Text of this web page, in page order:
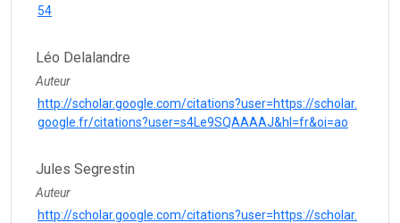
54
Léo Delalandre
Auteur
http://scholar.google.com/citations?user=https://scholar.
google.fr/citations?user=s4Le9SQAAAAJ&hl=fr&oi=ao
Jules Segrestin
Auteur
http://scholar.google.com/citations?user=https://scholar.